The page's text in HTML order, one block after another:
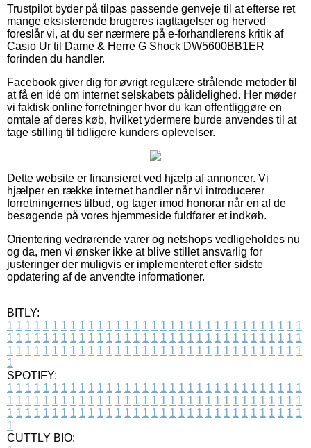
Trustpilot byder på tilpas passende genveje til at efterse ret
mange eksisterende brugeres iagttagelser og herved
foreslår vi, at du ser nærmere på e-forhandlerens kritik af
Casio Ur til Dame & Herre G Shock DW5600BB1ER
forinden du handler.
Facebook giver dig for øvrigt regulære strålende metoder til
at få en idé om internet selskabets pålidelighed. Her møder
vi faktisk online forretninger hvor du kan offentliggøre en
omtale af deres køb, hvilket ydermere burde anvendes til at
tage stilling til tidligere kunders oplevelser.
Dette website er finansieret ved hjælp af annoncer. Vi
hjælper en række internet handler når vi introducerer
forretningernes tilbud, og tager imod honorar når en af de
besøgende på vores hjemmeside fuldfører et indkøb.
Orientering vedrørende varer og netshops vedligeholdes nu
og da, men vi ønsker ikke at blive stillet ansvarlig for
justeringer der muligvis er implementeret efter sidste
opdatering af de anvendte informationer.
BITLY:
1 1 1 1 1 1 1 1 1 1 1 1 1 1 1 1 1 1 1 1 1 1 1 1 1 1 1 1 1 1 1 1 1
1 1 1 1 1 1 1 1 1 1 1 1 1 1 1 1 1 1 1 1 1 1 1 1 1 1 1 1 1 1 1 1 1
1 1 1 1 1 1 1 1 1 1 1 1 1 1 1 1 1 1 1 1 1 1 1 1 1 1 1 1 1 1 1 1 1
1
SPOTIFY:
1 1 1 1 1 1 1 1 1 1 1 1 1 1 1 1 1 1 1 1 1 1 1 1 1 1 1 1 1 1 1 1 1
1 1 1 1 1 1 1 1 1 1 1 1 1 1 1 1 1 1 1 1 1 1 1 1 1 1 1 1 1 1 1 1 1
1 1 1 1 1 1 1 1 1 1 1 1 1 1 1 1 1 1 1 1 1 1 1 1 1 1 1 1 1 1 1 1 1
1
CUTTLY BIO: